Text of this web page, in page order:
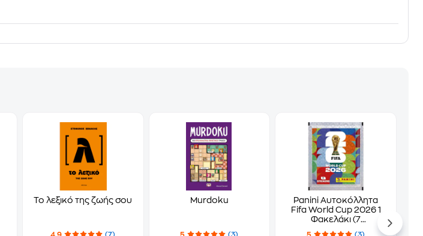
Το λεξικό της ζωής σου Murdoku
Panini Αυτοκόλλητα
Fifa World Cup 2026 1
Φακελάκι (7
Αυτοκόλλητα)